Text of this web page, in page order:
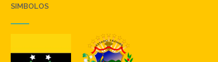
SIMBOLOS